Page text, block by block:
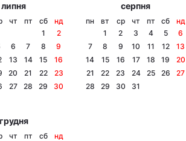
липня
чт пт сб
нд
1
2
6 7 8
9
13 14 15
16
20 21 22
23
27 28 29
30
серпня
пн вт ср чт пт сб
нд
1
2 3 4 5
6
7
8 9 10 11 12
13
14
15 16 17 18 19
20
21
22 23 24 25 26
27
28
29 30 31
грудня
чт пт сб
нд